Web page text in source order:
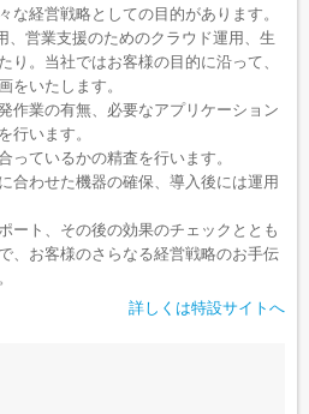
な経営戦略としての目的があります。
、営業支援のためのクラウド運用、生
り。当社ではお客様の目的に沿って、
をいたします。
作業の有無、必要なアプリケーション
行います。
ているかの精査を行います。
合わせた機器の確保、導入後には運用
ト、その後の効果のチェックととも
、お客様のさらなる経営戦略のお手伝
詳しくは特設サイトへ